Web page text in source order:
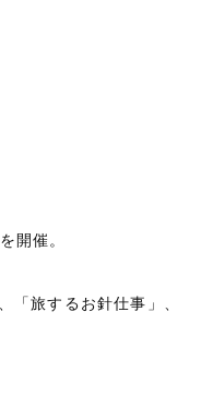
開催。
「旅するお針仕事」、